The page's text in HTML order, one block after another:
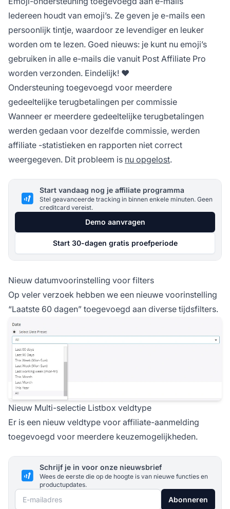
Iedereen houdt van emoji’s. Ze geven je e-mails een
persoonlijk tintje, waardoor ze levendiger en leuker
worden om te lezen. Goed nieuws: je kunt nu emoji’s
gebruiken in alle e-mails die vanuit Post Affiliate Pro
worden verzonden. Eindelijk! ❤️
Ondersteuning toegevoegd voor meerdere
gedeeltelijke terugbetalingen per commissie
Wanneer er meerdere gedeeltelijke terugbetalingen
werden gedaan voor dezelfde commissie, werden
affiliate -statistieken en rapporten niet correct
weergegeven. Dit probleem is nu opgelost.
Start vandaag nog je affiliate programma
Stel geavanceerde tracking in binnen enkele minuten. Geen
creditcard vereist.
Demo aanvragen
Start 30-dagen gratis proefperiode
Nieuw datumvoorinstelling voor filters
Op veler verzoek hebben we een nieuwe voorinstelling
“Laatste 60 dagen” toegevoegd aan diverse tijdsfilters.
Nieuw Multi-selectie Listbox veldtype
Er is een nieuw veldtype voor affiliate-aanmelding
toegevoegd voor meerdere keuzemogelijkheden.
Schrijf je in voor onze nieuwsbrief
Wees de eerste die op de hoogte is van nieuwe functies en
productupdates.
E-mailadres Abonneren